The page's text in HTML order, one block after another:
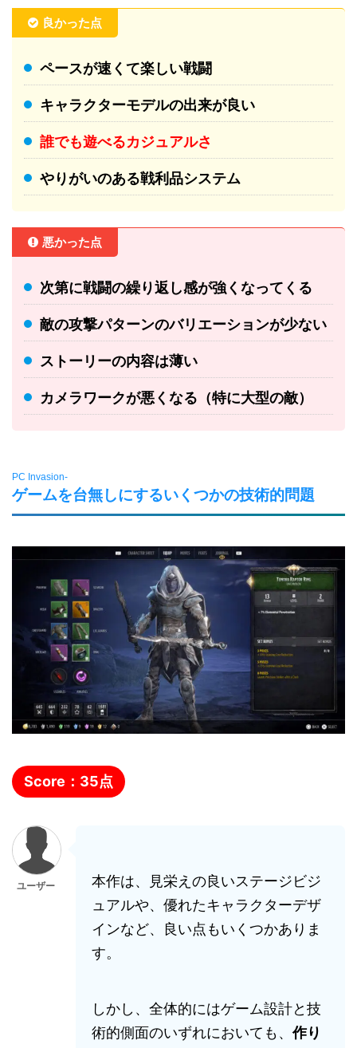
良かった点
ペースが速くて楽しい戦闘
キャラクターモデルの出来が良い
誰でも遊べるカジュアルさ
やりがいのある戦利品システム
悪かった点
次第に戦闘の繰り返し感が強くなってくる
敵の攻撃パターンのバリエーションが少ない
ストーリーの内容は薄い
カメラワークが悪くなる（特に大型の敵）
PC Invasion-
ゲームを台無しにするいくつかの技術的問題
Score： 35点
ユーザー
本作は、見栄えの良いステージビジ
ュアルや、優れたキャラクターデザ
インなど、良い点もいくつかありま
す。
しかし、全体的にはゲーム設計と技
術的側面のいずれにおいても、作り